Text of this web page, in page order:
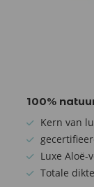
100%
Kern van
Luxe Aloë-
Totale